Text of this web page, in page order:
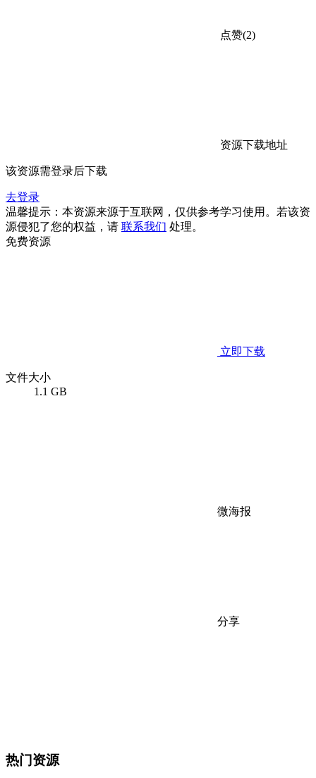
点赞(2)
资源下载地址
该资源需登录后下载
去登录
温馨提示：本资源来源于互联网，仅供参考学习使用。若该资
源侵犯了您的权益，请 联系我们 处理。
免费资源
立即下载
文件大小
1.1 GB
微海报
分享
热门资源